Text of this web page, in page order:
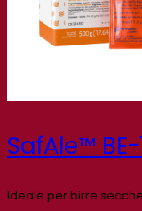
SafAle™ BE-
Ideale per birre